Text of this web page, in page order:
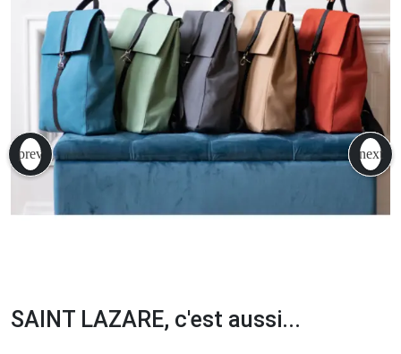
SAINT LAZARE, c'est aussi...